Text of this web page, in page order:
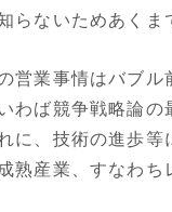
らないためあくま
営業事情はバブ
わば競争戦略論
に、技術の進歩
熟産業、すなわち